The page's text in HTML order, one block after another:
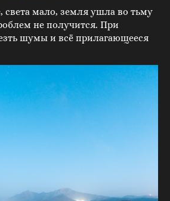
света мало, земля ушла во тьму
не получится. При
шумы и всё прилагающееся